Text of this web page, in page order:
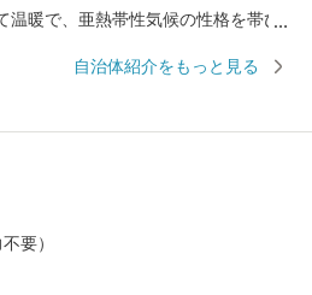
温暖で、亜熱帯性気候の性格を帯び
じめ作物の栽培には絶好です。他に
自治体紹介をもっと見る
要）